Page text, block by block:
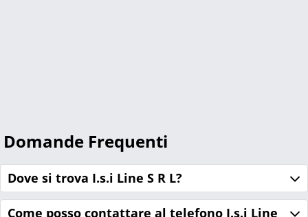
Domande Frequenti
Dove si trova I.s.i Line S R L?
Come posso contattare al telefono I.s.i Line